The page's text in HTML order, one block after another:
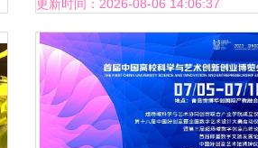
么”与“指导怎么做”
更新时间：2026-08-06 14:06:37